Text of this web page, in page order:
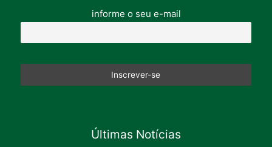
informe o seu e-mail
Últimas Notícias